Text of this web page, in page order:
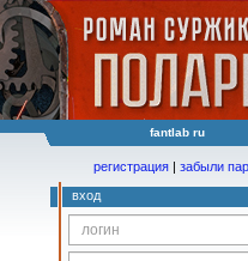
fantlab ru
регистрация | забыли
вход